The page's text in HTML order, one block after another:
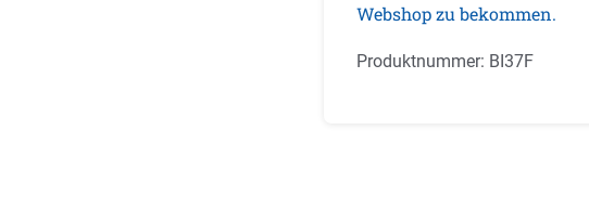
Webshop zu bekommen.
Produktnummer: BI37F